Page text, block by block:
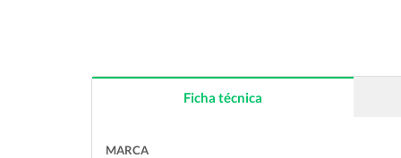
Ficha técnica
MARCA